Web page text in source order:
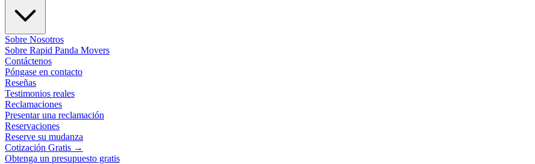
Sobre Nosotros
Sobre Rapid Panda Movers
Contáctenos
Póngase en contacto
Reseñas
Testimonios reales
Reclamaciones
Presentar una reclamación
Reservaciones
Reserve su mudanza
Cotización Gratis →
Obtenga un presupuesto gratis